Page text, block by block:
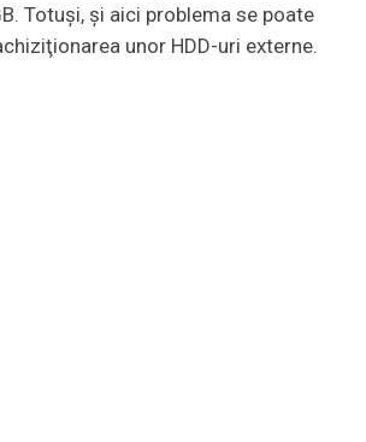
Totuşi, şi aici problema se poate
unor HDD-uri externe.